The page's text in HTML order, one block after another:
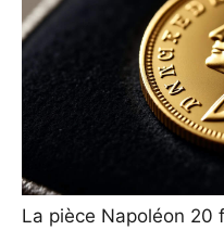
La pièce Napoléon 20